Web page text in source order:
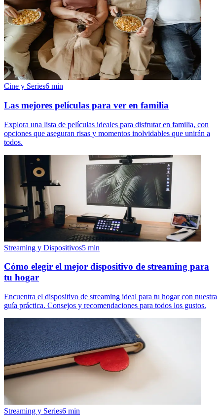
Cine y Series6 min
Las mejores películas para ver en familia
Explora una lista de películas ideales para disfrutar en familia, con
opciones que aseguran risas y momentos inolvidables que unirán a
todos.
Streaming y Dispositivos5 min
Cómo elegir el mejor dispositivo de streaming para
tu hogar
Encuentra el dispositivo de streaming ideal para tu hogar con nuestra
guía práctica. Consejos y recomendaciones para todos los gustos.
Streaming y Series6 min